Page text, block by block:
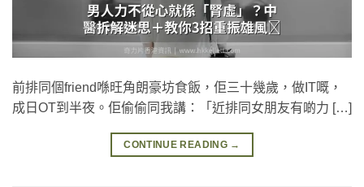
前排同個friend喺旺角朗豪坊食飯，佢三十幾歲，做IT嘅，
成日OT到半夜。佢偷偷同我講：「近排同女朋友有啲力 […]
CONTINUE READING →